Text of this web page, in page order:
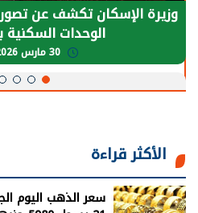
وزيرة الإسكان تكشف عن
الوحدات السكنية
الأكثر قراءة